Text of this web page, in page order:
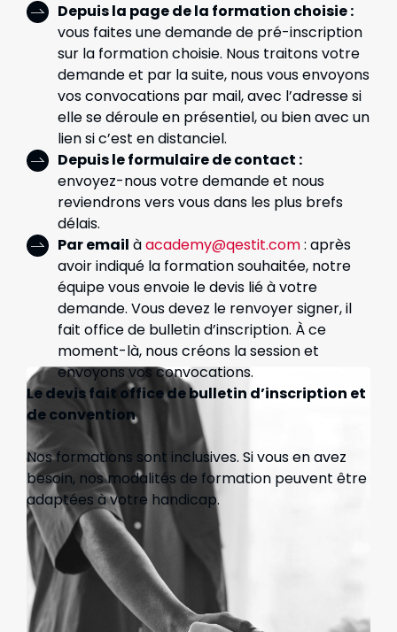
Depuis la page de la formation choisie :
vous faites une demande de pré-inscription
sur la formation choisie. Nous traitons votre
demande et par la suite, nous vous envoyons
vos convocations par mail, avec l’adresse si
elle se déroule en présentiel, ou bien avec un
lien si c’est en distanciel.
Depuis le formulaire de contact :
envoyez-nous votre demande et nous
reviendrons vers vous dans les plus brefs
délais.
Par email àacademy@qestit.com: après
avoir indiqué la formation souhaitée, notre
équipe vous envoie le devis lié à votre
demande. Vous devez le renvoyer signer, il
fait office de bulletin d’inscription. À ce
moment-là, nous créons la session et
envoyons vos convocations.
Le devis fait office de bulletin d’inscription et
de convention
Nos formations sont inclusives. Si vous en avez
besoin, nos modalités de formation peuvent être
adaptées à votre handicap.